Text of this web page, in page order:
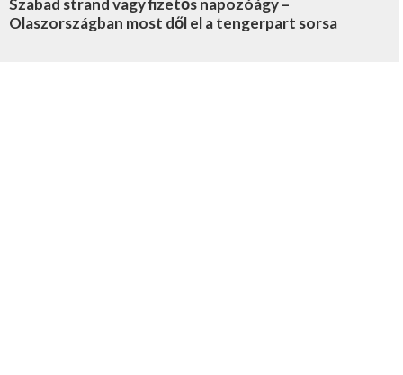
Olaszországban most dől el a tengerpart sorsa